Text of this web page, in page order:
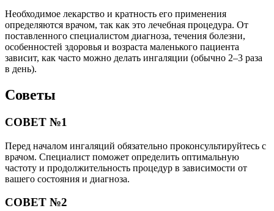
Необходимое лекарство и кратность его применения
определяются врачом, так как это лечебная процедура. От
поставленного специалистом диагноза, течения болезни,
особенностей здоровья и возраста маленького пациента
зависит, как часто можно делать ингаляции (обычно 2–3 раза
в день).
Советы
СОВЕТ №1
Перед началом ингаляций обязательно проконсультируйтесь с
врачом. Специалист поможет определить оптимальную
частоту и продолжительность процедур в зависимости от
вашего состояния и диагноза.
СОВЕТ №2